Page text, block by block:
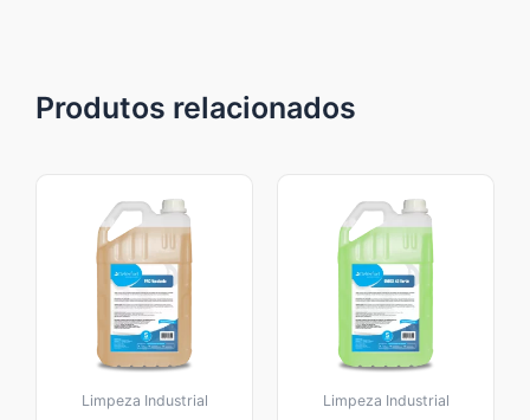
Produtos relacionados
Limpeza Industrial Limpeza Industrial